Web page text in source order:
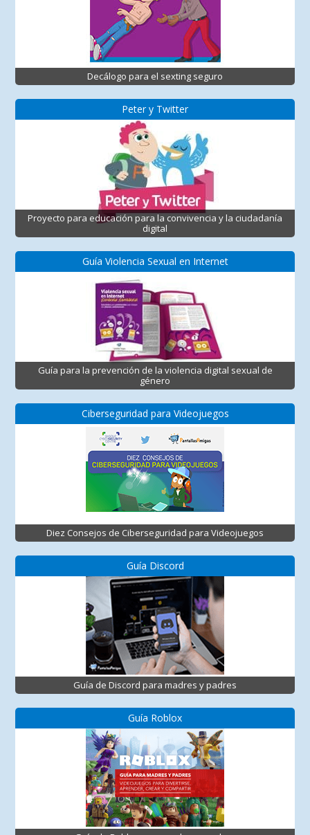
Decálogo para el sexting seguro
Peter y Twitter
Proyecto para educación para la convivencia y la ciudadanía
digital
Guía Violencia Sexual en Internet
Guía para la prevención de la violencia digital sexual de
género
Ciberseguridad para Videojuegos
Diez Consejos de Ciberseguridad para Videojuegos
Guía Discord
Guía de Discord para madres y padres
Guía Roblox